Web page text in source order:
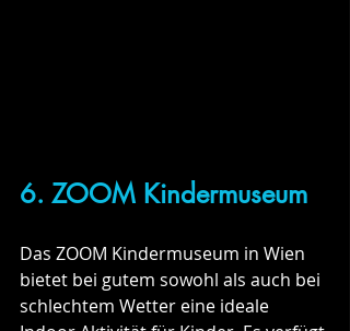
6. ZOOM Kindermuseum
Das ZOOM Kindermuseum in Wien
bietet bei gutem sowohl als auch bei
schlechtem Wetter eine ideale